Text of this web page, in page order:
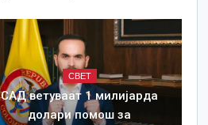
СВЕТ
САД ветуваат 1 милијарда
долари помош за